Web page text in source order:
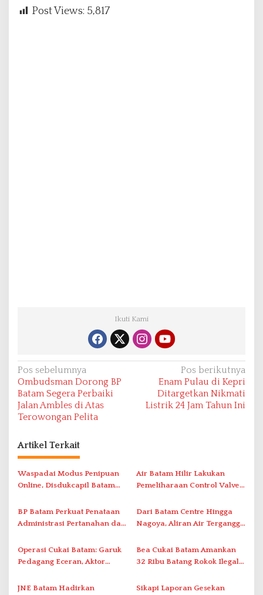
Post Views: 5,817
Ikuti Kami
N
a
v
i
g
a
s
i
o
Pos sebelumnya
Ombudsman Dorong BP
Batam Segera Perbaiki
Jalan Ambles di Atas
Terowongan Pelita
Pos berikutnya
Enam Pulau di Kepri
Ditargetkan Nikmati
Listrik 24 Jam Tahun Ini
Artikel Terkait
Waspadai Modus Penipuan
Online, Disdukcapil Batam
Tatap Muka
Air Batam Hilir Lakukan
Pemeliharaan Control Valve,
BP Batam Perkuat Penataan
Administrasi Pertanahan dan
Dari Batam Centre Hingga
Nagoya, Aliran Air Terganggu
Duriangkang
Operasi Cukai Batam: Garuk
Pedagang Eceran, Aktor
Tersentuh?
Bea Cukai Batam Amankan
32 Ribu Batang Rokok Ilegal
JNE Batam Hadirkan
Sikapi Laporan Gesekan